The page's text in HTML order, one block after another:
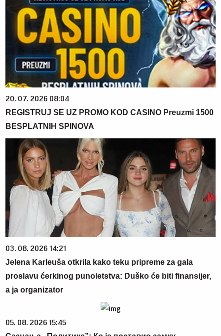
20. 07. 2026 08:04
REGISTRUJ SE UZ PROMO KOD CASINO Preuzmi 1500
BESPLATNIH SPINOVA
03. 08. 2026 14:21
Jelena Karleuša otkrila kako teku pripreme za gala
proslavu ćerkinog punoletstva: Duško će biti finansijer,
a ja organizator
05. 08. 2026 15:45